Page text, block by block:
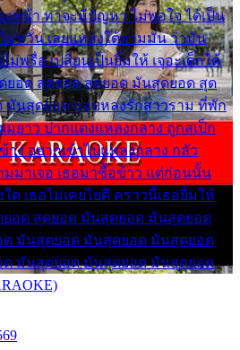
งหน้า ท่าจะมีปัญหา ไม่พอใจ ได้เป็น
ม่หวั่น เลยแหลงใต้ถามมัน ว่ามัน
พรื่อ เปลี่ยนเป็นยิ้มให้ เจอะเด็กใต้
ยอด สุดยอด สุดยอด มันสุดยอด สุด
มันสุดยอด แอบหลงรักสาวราม ที่พัก
มยาว ปากแดงแหลงกลาง ถูกสเป็ก
าง อยากเข้าไปแหลงกลาง กลัว
มมาเจอ เธอมาซื้อข้าว แต่ก่อนนั้น
ใด เธอไม่เคยไยดี คราวนี้เธอยิ้มให้
ยอด สุดยอด มันสุดยอด มันสุดยอด
มันสุดยอด มันสุดยอด มันสุดยอด
มันสุดยอด มันสุดยอด มันสุดยอด